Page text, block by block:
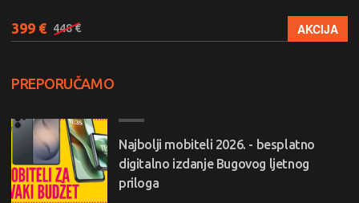
399 € 448 € AKCIJA
PREPORUČAMO
Najbolji mobiteli 2026. - besplatno
digitalno izdanje Bugovog ljetnog
priloga